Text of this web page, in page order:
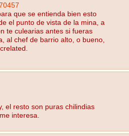
que se entienda bien esto
el punto de vista de la mina, a
te culearias antes si fueras
al chef de barrio alto, o bueno,
el resto son puras chilindias
interesa.